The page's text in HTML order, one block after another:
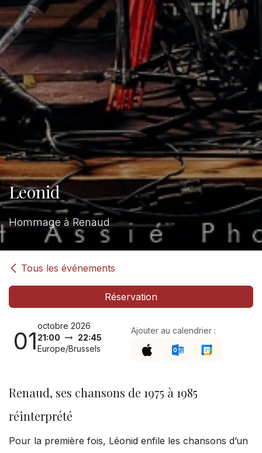
Leonid
Hommage à Renaud
Tous les événements
Réservation
01
octobre 2026
21:00
22:45
Europe/Brussels
Ajouter au calendrier :
Renaud, ses chansons de 1975 à 1985
réinterprété
Pour la première fois, Léonid enfile les chansons d’un